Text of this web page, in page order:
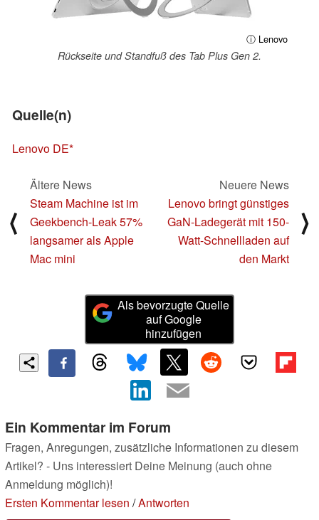
ⓘ Lenovo
Rückseite und Standfuß des Tab Plus Gen 2.
Quelle(n)
Lenovo DE
⟨
Ältere News
Steam Machine ist im
Geekbench-Leak 57%
langsamer als Apple
Mac mini
Neuere News
Lenovo bringt günstiges
GaN-Ladegerät mit 150-
Watt-Schnellladen auf
den Markt
⟩
Als bevorzugte Quelle
auf Google
hinzufügen
Ein Kommentar im Forum
Fragen, Anregungen, zusätzliche Informationen zu diesem
Artikel? - Uns interessiert Deine Meinung (auch ohne
Anmeldung möglich)!
Ersten Kommentar lesen /Antworten